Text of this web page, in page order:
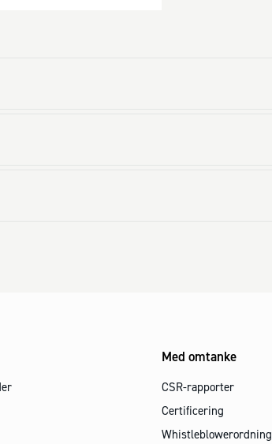
Med omtanke
CSR-rapporter
Certificering
Whistleblowerordning